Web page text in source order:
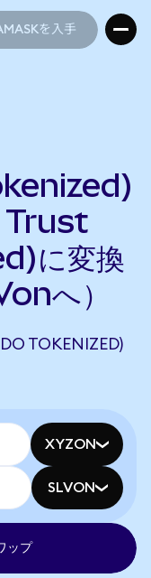
を入手
Trust
に変換
へ）
TOKENIZED)
XYZON
SLVON
ップ